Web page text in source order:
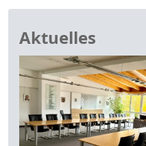
Aktuelles